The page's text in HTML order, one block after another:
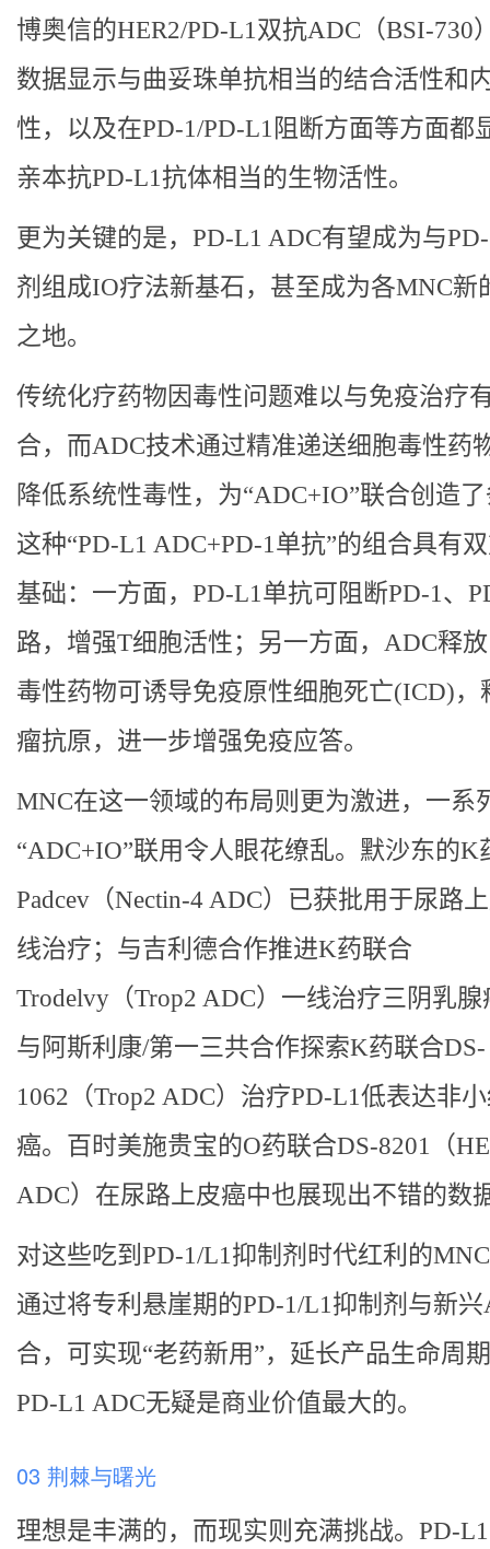
博奥信的HER2/PD-L1双抗ADC（BSI-730
数据显示与曲妥珠单抗相当的结合活性和
性，以及在PD-1/PD-L1阻断方面等方面都
亲本抗PD-L1抗体相当的生物活性。
更为关键的是，PD-L1 ADC有望成为与
剂组成IO疗法新基石，甚至成为各MNC新
之地。
传统化疗药物因毒性问题难以与免疫治疗
合，而ADC技术通过精准递送细胞毒性药
降低系统性毒性，为“ADC+IO”联合创造
这种“PD-L1 ADC+PD-1单抗”的组合具有
基础：一方面，PD-L1单抗可阻断PD-1、
路，增强T细胞活性；另一方面，ADC释
毒性药物可诱导免疫原性细胞死亡(ICD)，
瘤抗原，进一步增强免疫应答。
MNC在这一领域的布局则更为激进，一系
“ADC+IO”联用令人眼花缭乱。默沙东的K
Padcev（Nectin-4 ADC）已获批用于尿路
线治疗；与吉利德合作推进K药联合
Trodelvy（Trop2 ADC）一线治疗三阴乳腺
与阿斯利康/第一三共合作探索K药联合DS-
1062（Trop2 ADC）治疗PD-L1低表达非
癌。百时美施贵宝的O药联合DS-8201（
ADC）在尿路上皮癌中也展现出不错的数
对这些吃到PD-1/L1抑制剂时代红利的
通过将专利悬崖期的PD-1/L1抑制剂与新
合，可实现“老药新用”，延长产品生命周
PD-L1 ADC无疑是商业价值最大的。
03 荆棘与曙光
理想是丰满的，而现实则充满挑战。PD-